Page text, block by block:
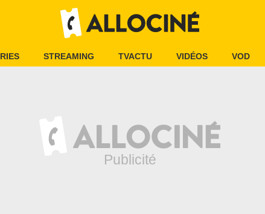
STREAMING TVACTU VIDÉOS VOD